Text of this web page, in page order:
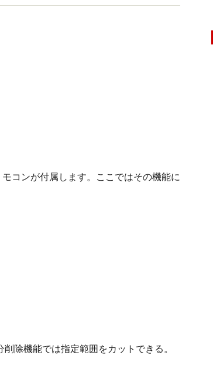
コンが付属します。ここではその機能に
削除機能では指定範囲をカットできる。